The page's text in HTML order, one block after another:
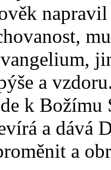
a
k Božímu
a dává
a